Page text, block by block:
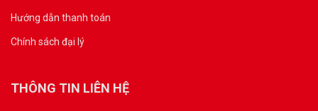
Hướng dẫn thanh toán
Chính sách đại lý
THÔNG TIN LIÊN HỆ